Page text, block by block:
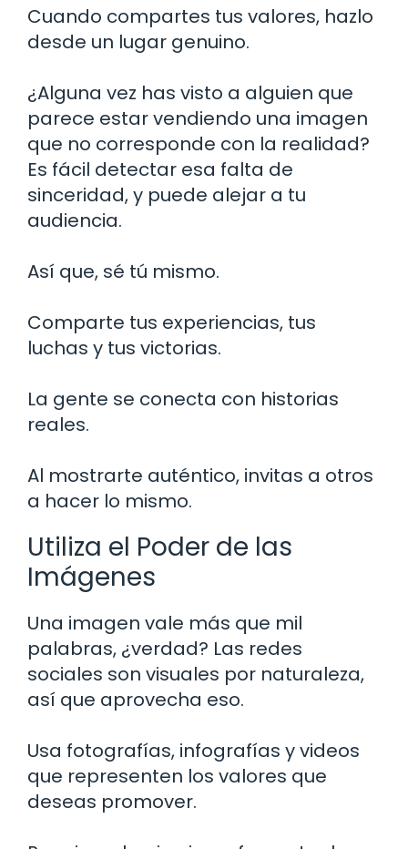
Cuando compartes tus valores, hazlo
desde un lugar genuino.
¿Alguna vez has visto a alguien que
parece estar vendiendo una imagen
que no corresponde con la realidad?
Es fácil detectar esa falta de
sinceridad, y puede alejar a tu
audiencia.
Así que, sé tú mismo.
Comparte tus experiencias, tus
luchas y tus victorias.
La gente se conecta con historias
reales.
Al mostrarte auténtico, invitas a otros
a hacer lo mismo.
Utiliza el Poder de las
Imágenes
Una imagen vale más que mil
palabras, ¿verdad? Las redes
sociales son visuales por naturaleza,
así que aprovecha eso.
Usa fotografías, infografías y videos
que representen los valores que
deseas promover.